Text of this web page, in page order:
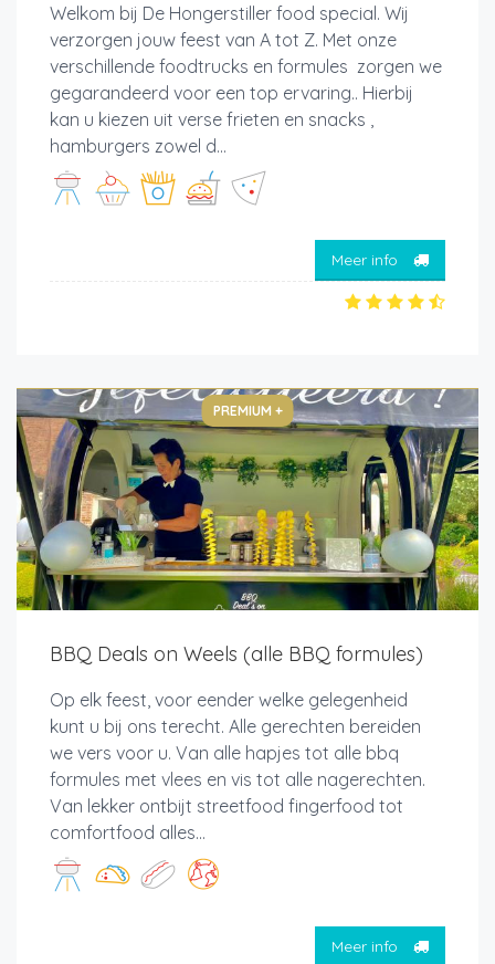
Welkom bij De Hongerstiller food special. Wij
verzorgen jouw feest van A tot Z. Met onze
verschillende foodtrucks en formules zorgen we
gegarandeerd voor een top ervaring.. Hierbij
kan u kiezen uit verse frieten en snacks ,
hamburgers zowel d...
Meer info
PREMIUM +
BBQ Deals on Weels (alle BBQ formules)
Op elk feest, voor eender welke gelegenheid
kunt u bij ons terecht. Alle gerechten bereiden
we vers voor u. Van alle hapjes tot alle bbq
formules met vlees en vis tot alle nagerechten.
Van lekker ontbijt streetfood fingerfood tot
comfortfood alles...
Meer info